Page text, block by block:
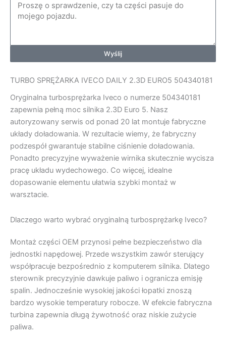
Wyślij
TURBO SPRĘŻARKA IVECO DAILY 2.3D EURO5 504340181
Oryginalna turbosprężarka Iveco o numerze 504340181
zapewnia pełną moc silnika 2.3D Euro 5. Nasz
autoryzowany serwis od ponad 20 lat montuje fabryczne
układy doładowania. W rezultacie wiemy, że fabryczny
podzespół gwarantuje stabilne ciśnienie doładowania.
Ponadto precyzyjne wyważenie wirnika skutecznie wycisza
pracę układu wydechowego. Co więcej, idealne
dopasowanie elementu ułatwia szybki montaż w
warsztacie.
Dlaczego warto wybrać oryginalną turbosprężarkę Iveco?
Montaż części OEM przynosi pełne bezpieczeństwo dla
jednostki napędowej. Przede wszystkim zawór sterujący
współpracuje bezpośrednio z komputerem silnika. Dlatego
sterownik precyzyjnie dawkuje paliwo i ogranicza emisję
spalin. Jednocześnie wysokiej jakości łopatki znoszą
bardzo wysokie temperatury robocze. W efekcie fabryczna
turbina zapewnia długą żywotność oraz niskie zużycie
paliwa.